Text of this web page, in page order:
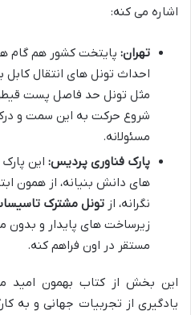
اشاره می کنه:
تهران: پایتخت کشور هم گام
احداث تونل های انتقال کابل
مثل تونل حد فاصل پست
شروع حرکت به این سمت و
مسئولانه.
پارک فناوری پردیس: این
های دانش بنیانه، از همون
نگرانه، از تونل مشترک
زیرساخت های پایدار و
مستقر در اون فراهم کنه.
این بخش از کتاب بهمون امید
یادگیری از تجربیات جهانی و به